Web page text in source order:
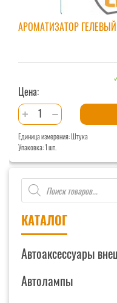
Поиск
товаров
КАТАЛОГ
Автоаксессуары
Автолампы
АРОМАТИЗАТОР ГЕЛЕВЫЙ
Цена:
Количество
товара
Ароматизатор
гелевый
Dr.
MARCUS
DARK
NIGHT
Единица измерения: Штука
Упаковка: 1 шт.